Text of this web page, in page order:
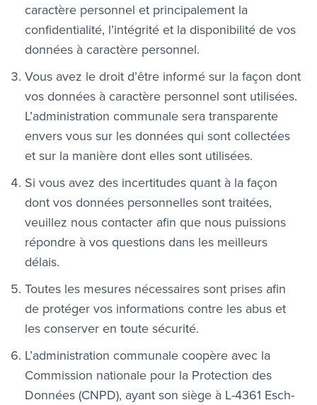
caractère personnel et principalement la
confidentialité, l’intégrité et la disponibilité de vos
données à caractère personnel.
Vous avez le droit d’être informé sur la façon dont
vos données à caractère personnel sont utilisées.
L’administration communale sera transparente
envers vous sur les données qui sont collectées
et sur la manière dont elles sont utilisées.
Si vous avez des incertitudes quant à la façon
dont vos données personnelles sont traitées,
veuillez nous contacter afin que nous puissions
répondre à vos questions dans les meilleurs
délais.
Toutes les mesures nécessaires sont prises afin
de protéger vos informations contre les abus et
les conserver en toute sécurité.
L’administration communale coopère avec la
Commission nationale pour la Protection des
Données (CNPD), ayant son siège à L-4361 Esch-